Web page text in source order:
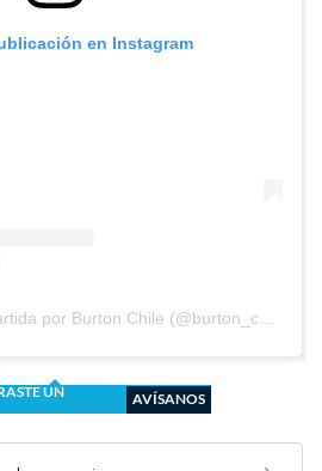
en Instagram
Una publicación compartida por Burton Chile (@burton_chile)
UN
AVÍSANOS